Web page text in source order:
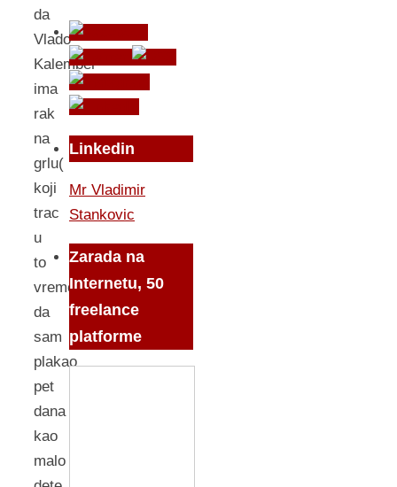
da
Vlado
Kalember
ima
rak
na
grlu(
koji
trac
u
to
vreme)
da
sam
plakao
pet
dana
kao
malo
Linkedin
Mr Vladimir
Stankovic
Zarada na
Internetu, 50
freelance
platforme